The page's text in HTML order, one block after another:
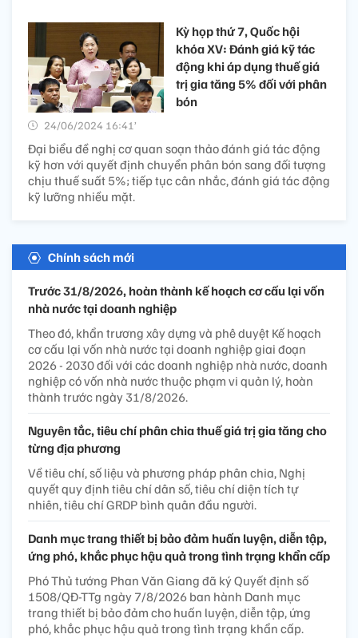
Kỳ họp thứ 7, Quốc hội
khóa XV: Đánh giá kỹ tác
động khi áp dụng thuế giá
trị gia tăng 5% đối với phân
bón
24/06/2024 16:41’
Đại biểu đề nghị cơ quan soạn thảo đánh giá tác động
kỹ hơn với quyết định chuyển phân bón sang đối tượng
chịu thuế suất 5%; tiếp tục cân nhắc, đánh giá tác động
kỹ lưỡng nhiều mặt.
Chính sách mới
Trước 31/8/2026, hoàn thành kế hoạch cơ cấu lại vốn
nhà nước tại doanh nghiệp
Theo đó, khẩn trương xây dựng và phê duyệt Kế hoạch
cơ cấu lại vốn nhà nước tại doanh nghiệp giai đoạn
2026 - 2030 đối với các doanh nghiệp nhà nước, doanh
nghiệp có vốn nhà nước thuộc phạm vi quản lý, hoàn
thành trước ngày 31/8/2026.
Nguyên tắc, tiêu chí phân chia thuế giá trị gia tăng cho
từng địa phương
Về tiêu chí, số liệu và phương pháp phân chia, Nghị
quyết quy định tiêu chí dân số, tiêu chí diện tích tự
nhiên, tiêu chí GRDP bình quân đầu người.
Danh mục trang thiết bị bảo đảm huấn luyện, diễn tập,
ứng phó, khắc phục hậu quả trong tình trạng khẩn cấp
Phó Thủ tướng Phan Văn Giang đã ký Quyết định số
1508/QĐ-TTg ngày 7/8/2026 ban hành Danh mục
trang thiết bị bảo đảm cho huấn luyện, diễn tập, ứng
phó, khắc phục hậu quả trong tình trạng khẩn cấp.